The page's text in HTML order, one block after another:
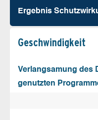
Ergebnis
Geschw­indigkeit
Verlangsamung des
genutzten